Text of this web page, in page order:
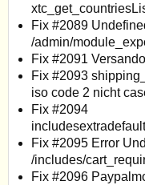
Fix #2089
/admin/
Fix #2091
Fix #2093
iso code 2 nicht
Fix #2094
Fix #2095 Error
/includes/
Fix #2096